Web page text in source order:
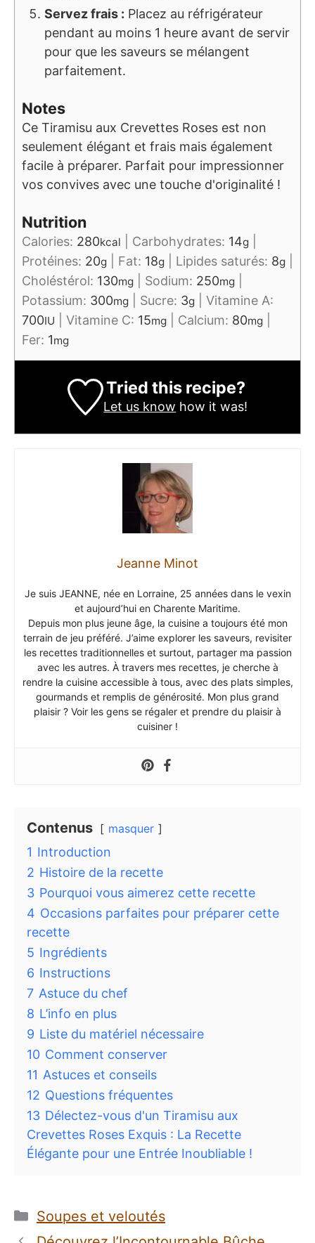
Servez frais : Placez au réfrigérateur
pendant au moins 1 heure avant de servir
pour que les saveurs se mélangent
parfaitement.
Notes
Ce Tiramisu aux Crevettes Roses est non
seulement élégant et frais mais également
facile à préparer. Parfait pour impressionner
vos convives avec une touche d'originalité !
Nutrition
Calories: 280kcal Carbohydrates: 14g
Protéines: 20g Fat: 18g Lipides saturés: 8g
Choléstérol: 130mg Sodium: 250mg
Potassium: 300mg Sucre: 3g
Vitamine A:
700IU Vitamine C: 15mg Calcium: 80mg
Fer: 1mg
Tried this recipe?
Let us know how it was!
Jeanne Minot
Je suis JEANNE, née en Lorraine, 25 années dans le vexin
et aujourd’hui en Charente Maritime.
Depuis mon plus jeune âge, la cuisine a toujours été mon
terrain de jeu préféré. J’aime explorer les saveurs, revisiter
les recettes traditionnelles et surtout, partager ma passion
avec les autres. À travers mes recettes, je cherche à
rendre la cuisine accessible à tous, avec des plats simples,
gourmands et remplis de générosité. Mon plus grand
plaisir ? Voir les gens se régaler et prendre du plaisir à
cuisiner !
Contenus masquer
1 Introduction
2 Histoire de la recette
3 Pourquoi vous aimerez cette recette
4 Occasions parfaites pour préparer cette
recette
5 Ingrédients
6 Instructions
7 Astuce du chef
8 L’info en plus
9 Liste du matériel nécessaire
10 Comment conserver
11 Astuces et conseils
12 Questions fréquentes
13 Délectez-vous d'un Tiramisu aux
Crevettes Roses Exquis : La Recette
Élégante pour une Entrée Inoubliable !
Catégories
Soupes et veloutés